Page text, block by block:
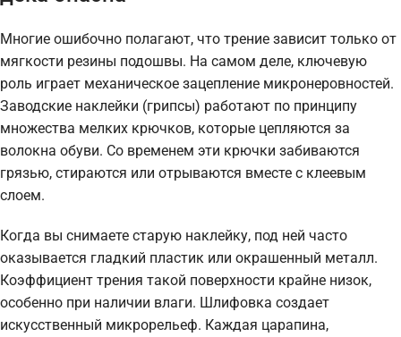
Многие ошибочно полагают, что трение зависит только от
мягкости резины подошвы. На самом деле, ключевую
роль играет механическое зацепление микронеровностей.
Заводские наклейки (грипсы) работают по принципу
множества мелких крючков, которые цепляются за
волокна обуви. Со временем эти крючки забиваются
грязью, стираются или отрываются вместе с клеевым
слоем.
Когда вы снимаете старую наклейку, под ней часто
оказывается гладкий пластик или окрашенный металл.
Коэффициент трения такой поверхности крайне низок,
особенно при наличии влаги. Шлифовка создает
искусственный микрорельеф. Каждая царапина,